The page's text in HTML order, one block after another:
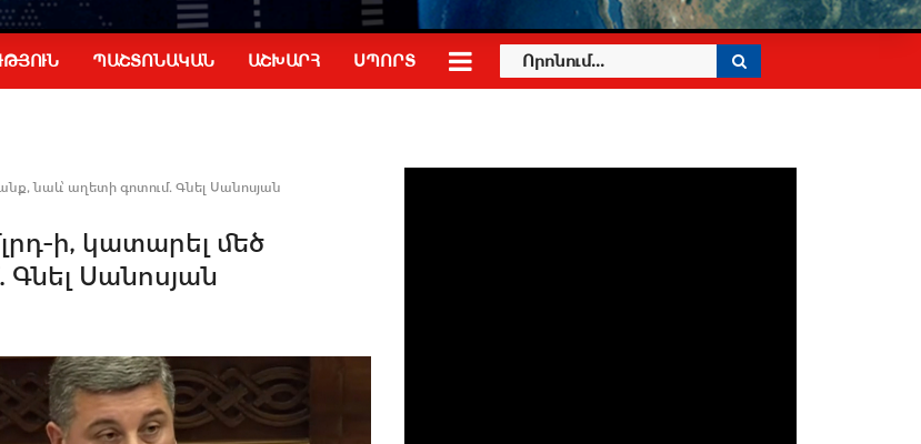
ՊԱՇՏՈՆԱԿԱՆ ԱՇԽԱՐՀ ՍՊՈՐՏ
նաև՝ աղետի գոտում. Գնել Սանոսյան
մլրդ-ի, կատարել մեծ
Սանոսյան